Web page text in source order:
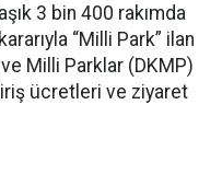
3 bin 400 rakımda
“Milli Park” ilan
Milli Parklar (DKMP)
ücretleri ve ziyaret